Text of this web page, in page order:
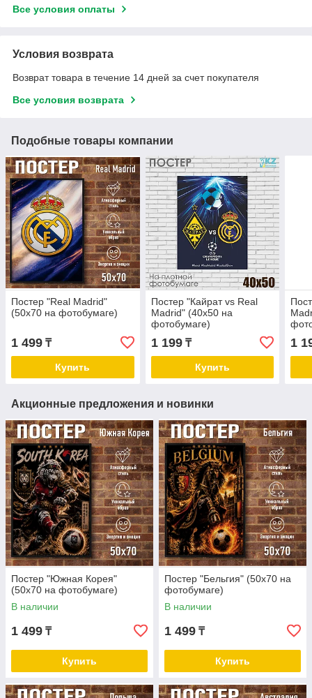
Все условия оплаты
Условия возврата
Возврат товара в течение 14 дней за счет покупателя
Все условия возврата
Подобные товары компании
Постер "Real Madrid"
(50х70 на фотобумаге)
1 499 ₸
Купить
Постер "Кайрат vs Real
Madrid" (40х50 на
фотобумаге)
1 199₸
Купить
1
Акционные предложения и новинки
Постер "Южная Корея"
(50х70 на фотобумаге)
В наличии
1 499 ₸
Купить
Постер "Бельгия" (50х70 на
фотобумаге)
В наличии
1 499 ₸
Купить